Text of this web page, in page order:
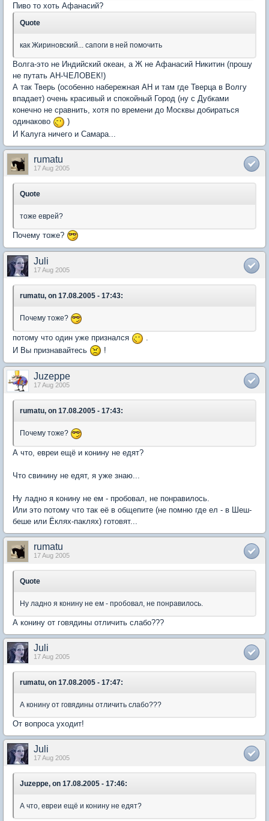
Пиво то хоть Афанасий?
Quote
как Жириновский... сапоги в ней помочить
Волга-это не Индийский океан, а Ж не Афанасий Никитин (прошу
не путать АН-ЧЕЛОВЕК!)
А так Тверь (особенно набережная АН и там где Тверца в Волгу
впадает) очень красивый и спокойный Город (ну с Дубками
конечно не сравнить, хотя по времени до Москвы добираться
одинаково
)
И Калуга ничего и Самара...
rumatu
17 Aug 2005
Quote
тоже еврей?
Почему тоже?
Juli
17 Aug 2005
rumatu, on 17.08.2005 - 17:43:
Почему тоже?
потому что один уже признался
.
И Вы признавайтесь
!
Juzeppe
17 Aug 2005
rumatu, on 17.08.2005 - 17:43:
Почему тоже?
А что, евреи ещё и конину не едят?
Что свинину не едят, я уже знаю...
Ну ладно я конину не ем - пробовал, не понравилось.
Или это потому что так её в общепите (не помню где ел - в Шеш-
беше или Ёклях-паклях) готовят...
rumatu
17 Aug 2005
Quote
Ну ладно я конину не ем - пробовал, не понравилось.
А конину от говядины отличить слабо???
Juli
17 Aug 2005
rumatu, on 17.08.2005 - 17:47:
А конину от говядины отличить слабо???
От вопроса уходит!
Juli
17 Aug 2005
Juzeppe, on 17.08.2005 - 17:46:
А что, евреи ещё и конину не едят?